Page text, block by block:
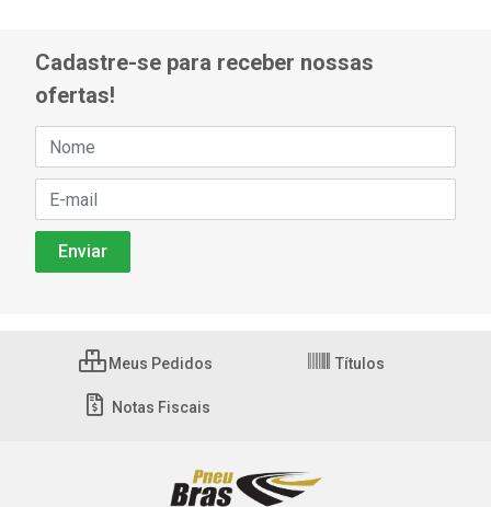
Cadastre-se para receber nossas
ofertas!
Meus Pedidos Títulos
Notas Fiscais